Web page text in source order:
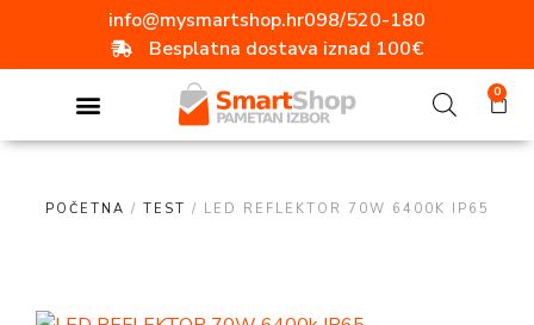
info@mysmartshop.hr098/520-180
Besplatna dostava iznad 100€
0
POČETNA / TEST / LED REFLEKTOR 70W 6400K IP65